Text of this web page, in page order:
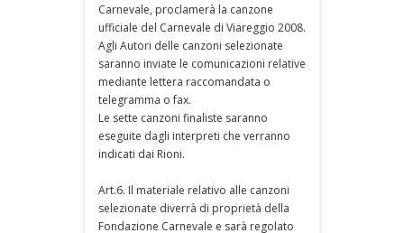
Carnevale, proclamerà la canzone
ufficiale del Carnevale di Viareggio 2008.
Agli Autori delle canzoni selezionate
saranno inviate le comunicazioni relative
mediante lettera raccomandata o
telegramma o fax.
Le sette canzoni finaliste saranno
eseguite dagli interpreti che verranno
indicati dai Rioni.
Art.6. Il materiale relativo alle canzoni
selezionate diverrà di proprietà della
Fondazione Carnevale e sarà regolato